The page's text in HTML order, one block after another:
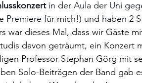
in der Aula der Uni
Premiere für mich!) und haben 2
war dieses Mal, dass wir Gäste
davon geträumt, ein Konzert
Professor Stephan Görg mit
Solo-Beiträgen der Band gab